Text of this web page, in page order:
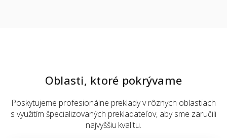
Oblasti, ktoré pokrývame
Poskytujeme profesionálne preklady v rôznych oblastiach
s využitím špecializovaných prekladateľov, aby sme zaručili
najvyššiu kvalitu.